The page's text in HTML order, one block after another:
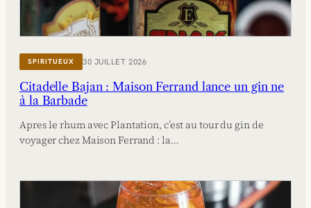
SPIRITUEUX 30 JUILLET 2026
Citadelle Bajan : Maison Ferrand lance un gin ne
à la Barbade
Apres le rhum avec Plantation, c’est au tour du gin de
voyager chez Maison Ferrand : la…